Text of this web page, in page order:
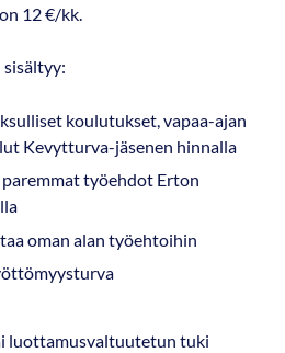
12 €/kk.
koulutukset, vapaa-ajan
Kevytturva-jäsenen hinnalla
työehdot Erton
oman alan työehtoihin
luottamusvaltuutetun tuki